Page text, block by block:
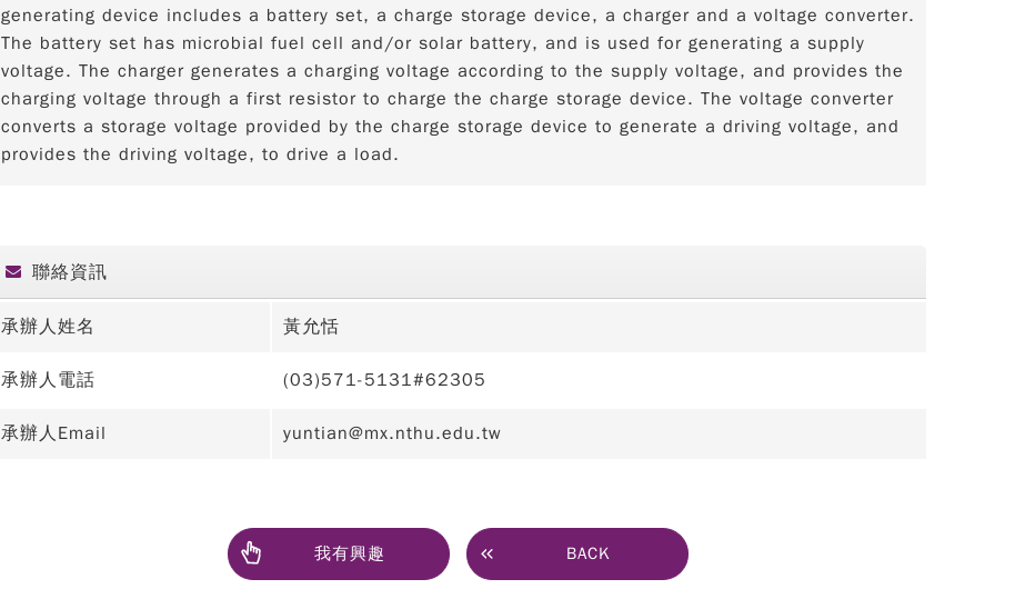
generating device includes a battery set, a charge storage device, a charger and a voltage converter.
The battery set has microbial fuel cell and/or solar battery, and is used for generating a supply
voltage. The charger generates a charging voltage according to the supply voltage, and provides the
charging voltage through a first resistor to charge the charge storage device. The voltage converter
converts a storage voltage provided by the charge storage device to generate a driving voltage, and
provides the driving voltage, to drive a load.
聯絡資訊
承辦人姓名 黃允恬
承辦人電話 (03)571-5131#62305
承辦人Email yuntian@mx.nthu.edu.tw
我有興趣 BACK